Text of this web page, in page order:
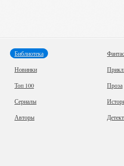
Библиотека
Новинки
Топ 100
Сериалы
Авторы
Проза